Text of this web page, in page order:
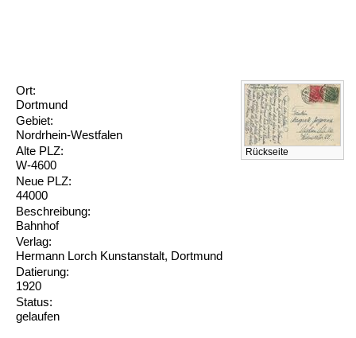
Rückseite
Ort:
Dortmund
Gebiet:
Nordrhein-Westfalen
Alte PLZ:
W-4600
Neue PLZ:
44000
Beschreibung:
Bahnhof
Verlag:
Hermann Lorch Kunstanstalt, Dortmund
Datierung:
1920
Status:
gelaufen